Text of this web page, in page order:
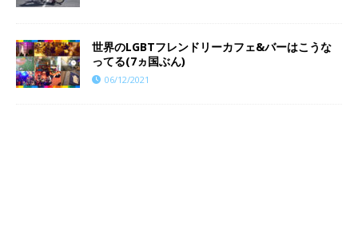
世界のLGBTフレンドリーカフェ&バーはこうな
ってる(7ヵ国ぶん)
06/12/2021